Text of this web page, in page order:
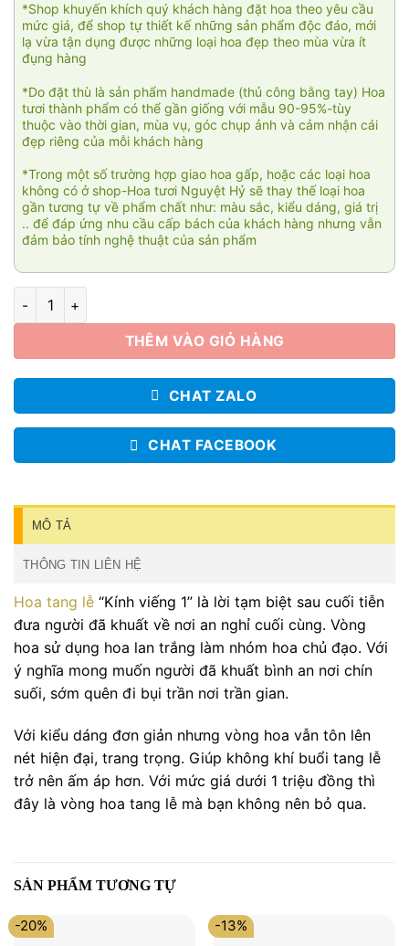
*Shop khuyến khích quý khách hàng đặt hoa theo yêu cầu
mức giá, để shop tự thiết kế những sản phẩm độc đáo, mới
lạ vừa tận dụng được những loại hoa đẹp theo mùa vừa ít
đụng hàng
*Do đặt thù là sản phẩm handmade (thủ công bằng tay) Hoa
tươi thành phẩm có thể gần giống với mẫu 90-95%-tùy
thuộc vào thời gian, mùa vụ, góc chụp ảnh và cảm nhận cái
đẹp riêng của mỗi khách hàng
*Trong một số trường hợp giao hoa gấp, hoặc các loại hoa
không có ở shop-Hoa tươi Nguyệt Hỷ sẽ thay thế loại hoa
gần tương tự về phẩm chất như: màu sắc, kiểu dáng, giá trị
.. để đáp ứng nhu cầu cấp bách của khách hàng nhưng vẫn
đảm bảo tính nghệ thuật của sản phẩm
Kính viếng 1 số lượng
THÊM VÀO GIỎ HÀNG
CHAT ZALO
CHAT FACEBOOK
MÔ TẢ
THÔNG TIN LIÊN HỆ
Hoa tang lễ “Kính viếng 1” là lời tạm biệt sau cuối tiễn
đưa người đã khuất về nơi an nghỉ cuối cùng. Vòng
hoa sử dụng hoa lan trắng làm nhóm hoa chủ đạo. Với
ý nghĩa mong muốn người đã khuất bình an nơi chín
suối, sớm quên đi bụi trần nơi trần gian.
Với kiểu dáng đơn giản nhưng vòng hoa vẫn tôn lên
nét hiện đại, trang trọng. Giúp không khí buổi tang lễ
trở nên ấm áp hơn. Với mức giá dưới 1 triệu đồng thì
đây là vòng hoa tang lễ mà bạn không nên bỏ qua.
SẢN PHẨM TƯƠNG TỰ
-20% -13%